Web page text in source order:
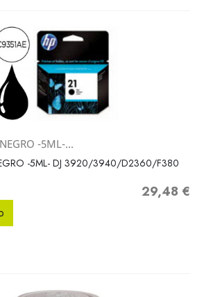
-5ML-...
-5ML- DJ 3920/3940/D2360/F380
Precio
29,48 €